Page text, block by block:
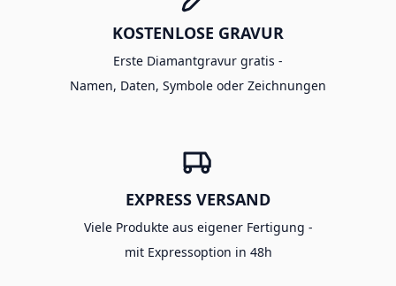
KOSTENLOSE GRAVUR
Erste Diamantgravur gratis -
Namen, Daten, Symbole oder Zeichnungen
EXPRESS VERSAND
Viele Produkte aus eigener Fertigung -
mit Expressoption in 48h